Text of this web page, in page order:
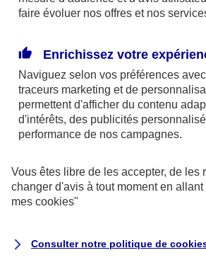
mandataires exclusifs en
246 et n°13 005 764
surwww.orias.fr)
AXA Assistance France
S.A au capital de 51 429
Siège social :
8-10, rue Paul Vaillant Couturier
faire évoluer nos offres et nos
Enrichissez votre
Naviguez selon vos préférences
traceurs marketing et de
permettent d'afficher du contenu
d'intérêts, des publicités
performance de nos campagnes.
Vous êtes libre de les accepter, de les
changer d'avis à tout moment en allant
mes cookies"
Consulter notre politique de